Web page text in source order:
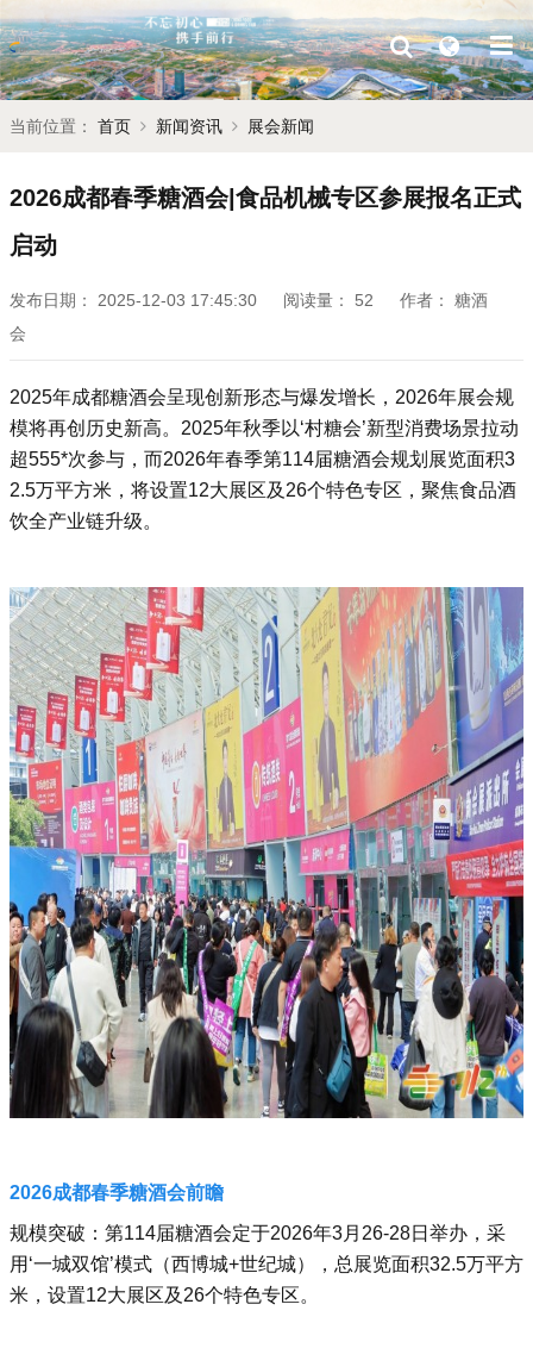
当前位置： 首页 新闻资讯 展会新闻
2026成都春季糖酒会|食品机械专区参展报名正式
启动
发布日期： 2025-12-03 17:45:30 阅读量： 52 作者：
糖酒
会
‌2025年成都糖酒会呈现创新形态与爆发增长，2026年展会规
模将再创历史新高。‌2025年秋季以‘‌村糖会’新型消费场景拉动
超555*次参与，而2026年春季第114届糖酒会规划展览面积3
2.5万平方米，将设置12大展区及26个特色专区，聚焦食品酒
饮全产业链升级。
2026成都春季糖酒会前瞻
‌规模突破‌：‌第114届糖酒会定于2026年3月26-28日举办，采
用‘‌一城双馆’模式（‌西博城+‌世纪城），总展览面积32.5万平方
米，设置12大展区及26个特色专区。‌‌